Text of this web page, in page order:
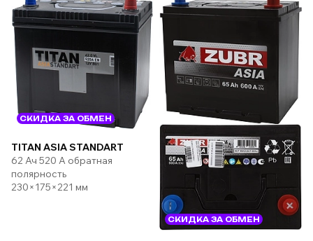
СКИДКА ЗА ОБМЕН
TITAN ASIA STANDART
62 Ач 520 А обратная
полярность
230×175×221 мм
СКИДКА ЗА ОБМЕН